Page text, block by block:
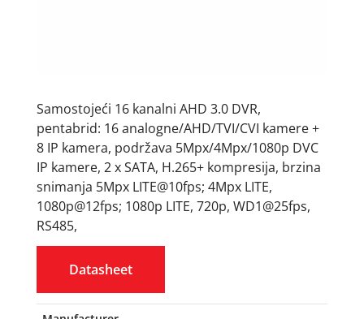
Samostojeći 16 kanalni AHD 3.0 DVR,
pentabrid: 16 analogne/AHD/TVI/CVI kamere +
8 IP kamera, podržava 5Mpx/4Mpx/1080p DVC
IP kamere, 2 x SATA, H.265+ kompresija, brzina
snimanja 5Mpx LITE@10fps; 4Mpx LITE,
1080p@12fps; 1080p LITE, 720p, WD1@25fps,
RS485,
Datasheet